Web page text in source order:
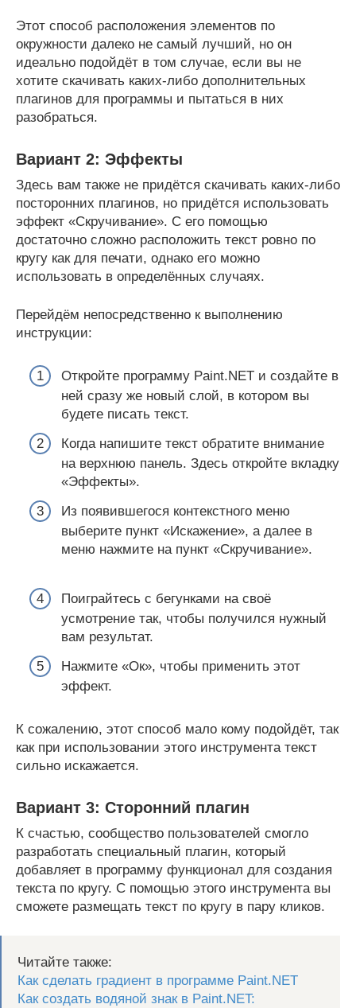
Этот способ расположения элементов по
окружности далеко не самый лучший, но он
идеально подойдёт в том случае, если вы не
хотите скачивать каких-либо дополнительных
плагинов для программы и пытаться в них
разобраться.
Вариант 2: Эффекты
Здесь вам также не придётся скачивать каких-либо
посторонних плагинов, но придётся использовать
эффект «Скручивание». С его помощью
достаточно сложно расположить текст ровно по
кругу как для печати, однако его можно
использовать в определённых случаях.
Перейдём непосредственно к выполнению
инструкции:
Откройте программу Paint.NET и создайте в
ней сразу же новый слой, в котором вы
будете писать текст.
Когда напишите текст обратите внимание
на верхнюю панель. Здесь откройте вкладку
«Эффекты».
Из появившегося контекстного меню
выберите пункт «Искажение», а далее в
меню нажмите на пункт «Скручивание».
Поиграйтесь с бегунками на своё
усмотрение так, чтобы получился нужный
вам результат.
Нажмите «Ок», чтобы применить этот
эффект.
К сожалению, этот способ мало кому подойдёт, так
как при использовании этого инструмента текст
сильно искажается.
Вариант 3: Сторонний плагин
К счастью, сообщество пользователей смогло
разработать специальный плагин, который
добавляет в программу функционал для создания
текста по кругу. С помощью этого инструмента вы
сможете размещать текст по кругу в пару кликов.
Читайте также:
Как сделать градиент в программе Paint.NET
Как создать водяной знак в Paint.NET: